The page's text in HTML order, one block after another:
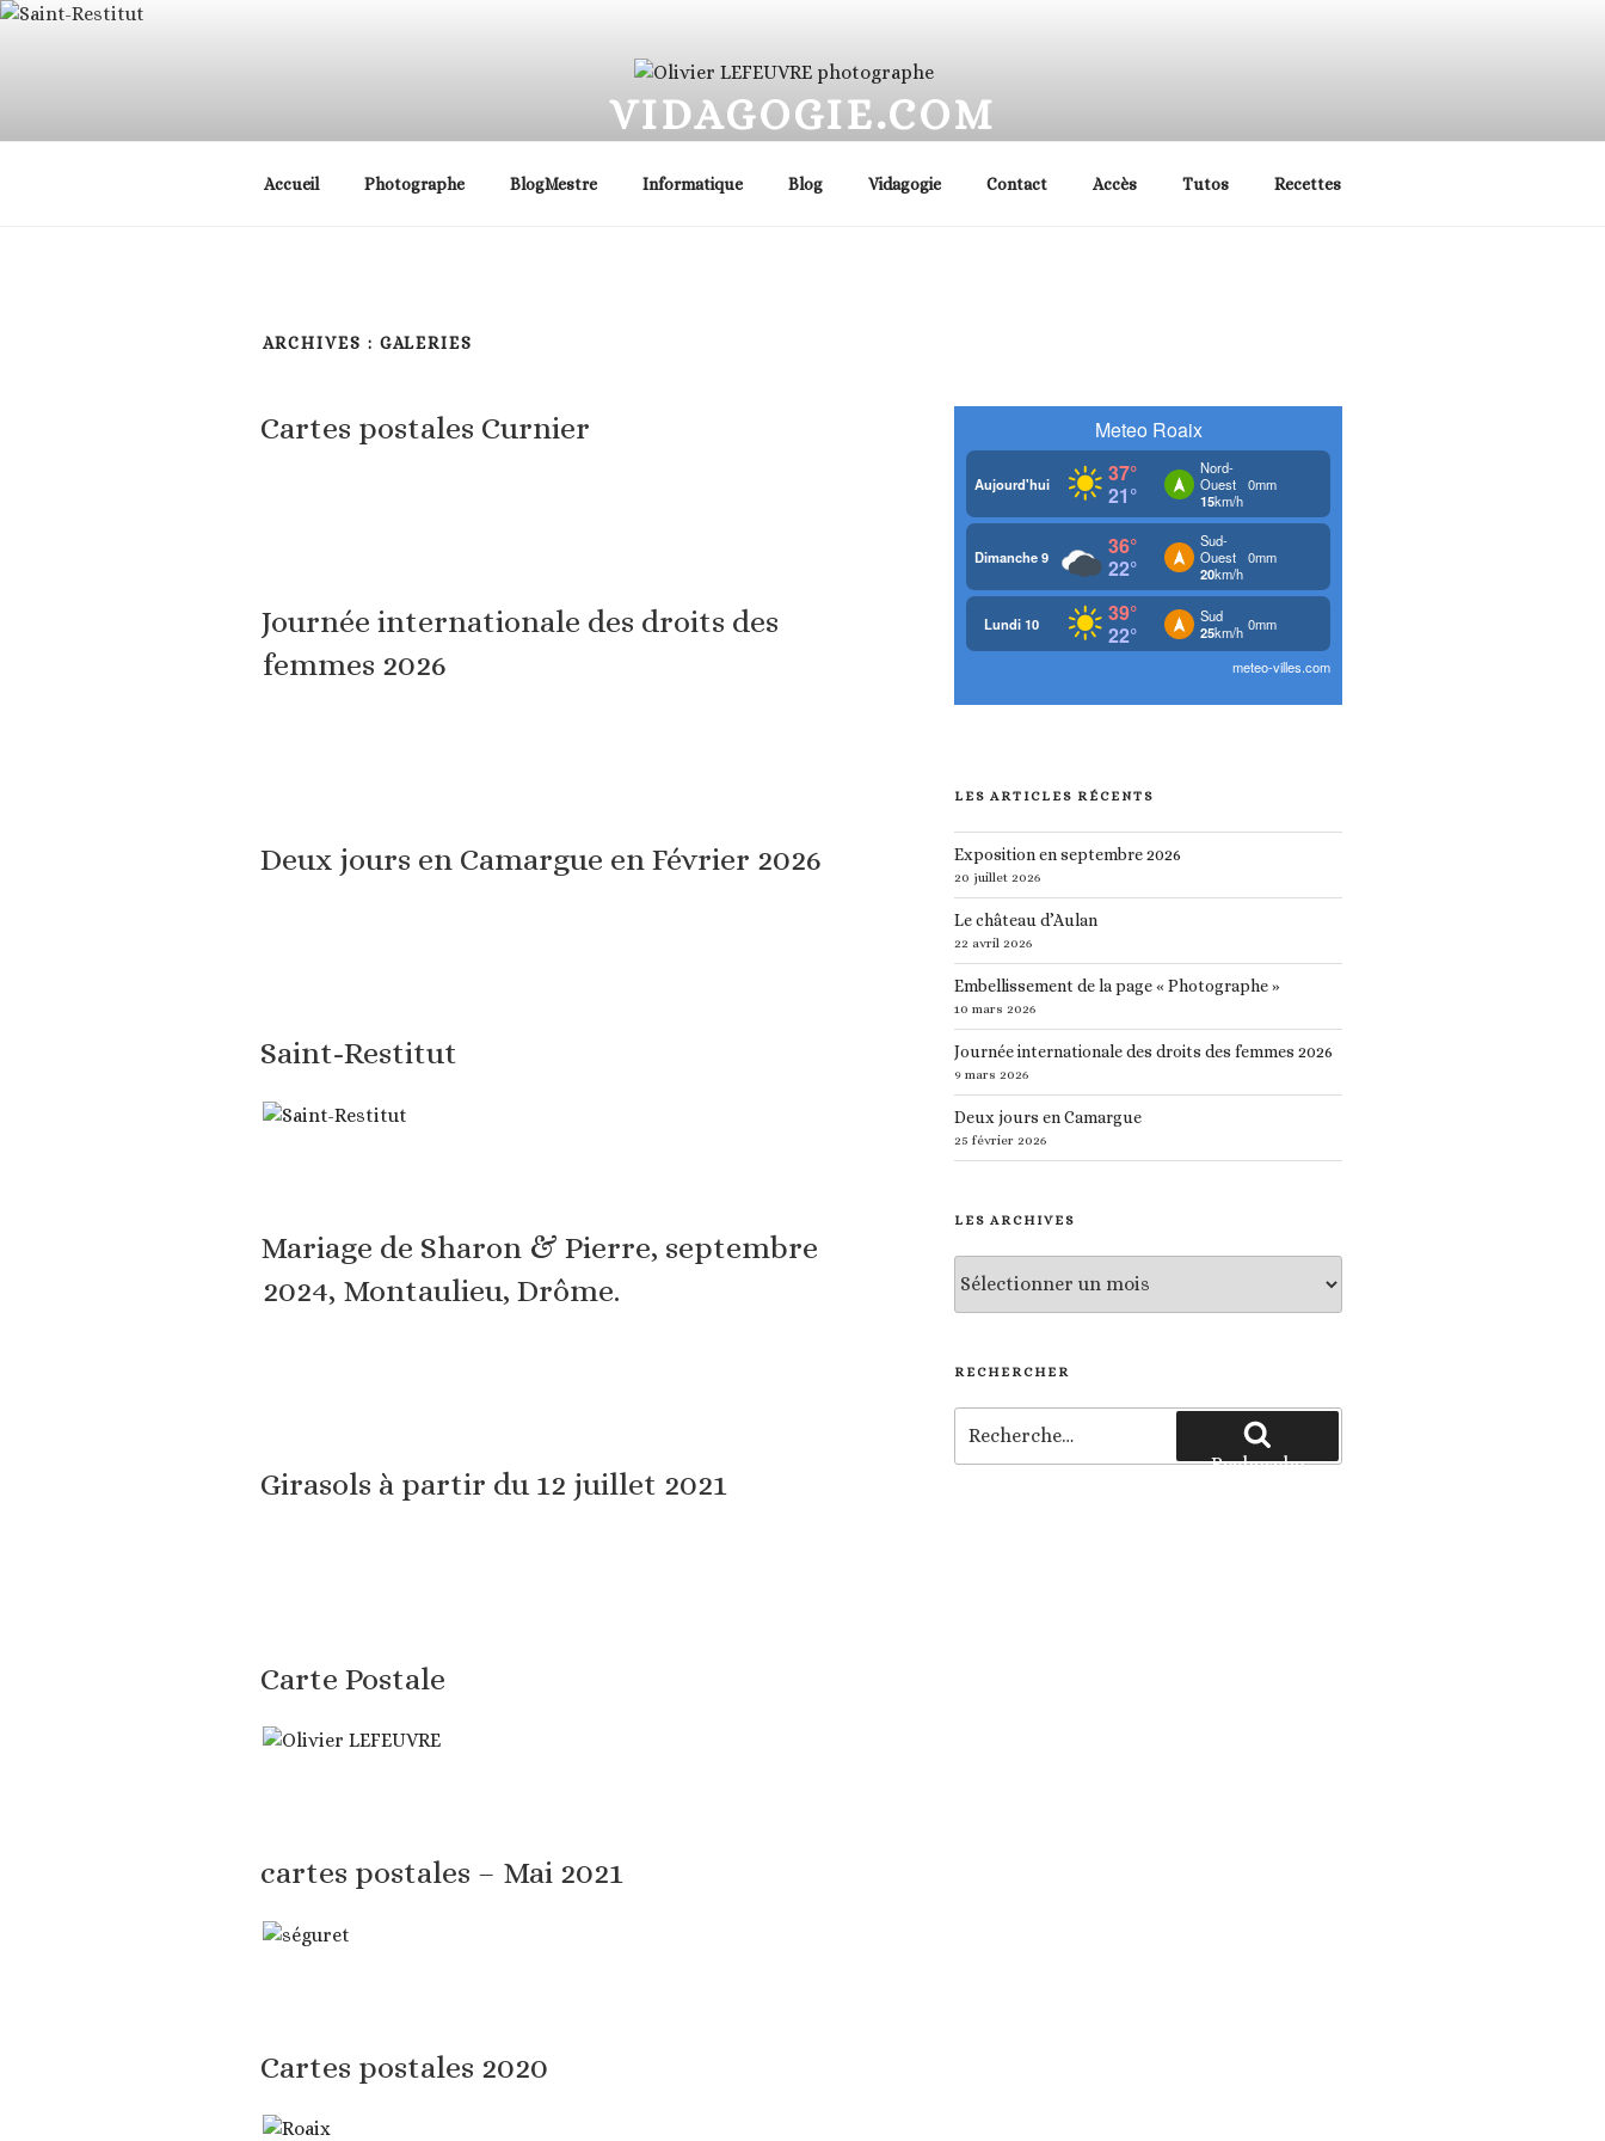
principal
Aller
VIDAGOGIE.COM
Accueil Photographe BlogMestre Informatique Blog Vidagogie Contact Accès Tutos Recettes
ARCHIVES : GALERIES
Cartes postales Curnier
Journée internationale des droits des
femmes 2026
Deux jours en Camargue en Février 2026
Saint-Restitut
Mariage de Sharon & Pierre, septembre
2024, Montaulieu, Drôme.
Girasols à partir du 12 juillet 2021
Carte Postale
cartes postales – Mai 2021
Cartes postales 2020
LES ARTICLES RÉCENTS
Exposition en septembre 2026
20 juillet 2026
Le château d’Aulan
22 avril 2026
Embellissement de la page « Photographe »
10 mars 2026
Journée internationale des droits des femmes 2026
9 mars 2026
Deux jours en Camargue
25 février 2026
LES ARCHIVES
archives
RECHERCHER
pour
Recherche